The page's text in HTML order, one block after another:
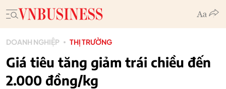
DOANH NGHIỆP THỊ TRƯỜNG
Giá tiêu tăng giảm trái chiều đến
2.000 đồng/kg